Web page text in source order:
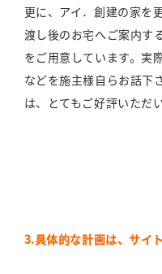
更に、アイ．創建の家を
渡し後のお宅へご案内す
をご用意しています。実
などを施主様自らお話下
は、とてもご好評いただ
3.具体的な計画は、サイ